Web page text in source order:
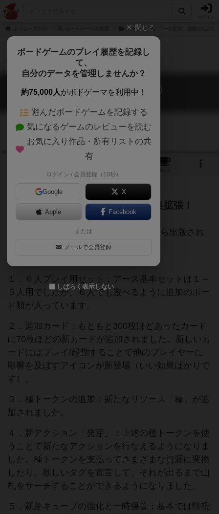
アース
アース：豊饒の地（拡張）
Earth: Abundance
カフェ
『アース』がより遊びやすくなる良拡張！
Inside Up Games(日本語版はリゴレ)から出版され
ている『アース』の第１弾拡張です。
１．６人プレイ用セット：アース基本セットは１～
５人用でしたが、６人でも遊べるように追加のボー
ド類が入っています。
２．追加カード：もともと300枚ほどあったカード
に70枚ほどの新カードが追加されました。新しいカ
ードにはプレイ/起動することで他のプレイヤーに
影響を及ぼすアイコンが新登場（いい効果ばかりで
す）。
３．種トークンの追加：新たなリソース「種」が追
加されました。
４．新アクション「発芽」：上述の種トークンを使
うことで新たなアクションを行なえるようになりま
した。種トークンを支払ってさまざまな資源に変換
したり、欲しいタグを宣言して、それが出るまで山
札をサーチすることができるようになりました。
５．新芽キューブの強化と一時保管：基本では軽視
閉じる
ボードゲームのプレイ履歴を記録し
て、
自分のデータを管理しませんか？
約75,000人がボドゲーマを利用中！
遊んだボードゲームを記録する
気になるゲームのレビューを読む
お気に入り作品・所有リストの共
有
ログイン / 会員登録（10秒）
Google X
Apple Facebook
または
メールで会員登録
しばらく表示しない